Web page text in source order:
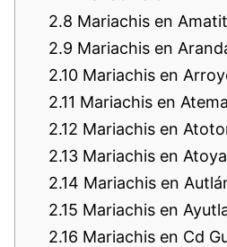
2.8 Mariachis en
2.9 Mariachis en
2.10 Mariachis en
2.11 Mariachis en
2.12 Mariachis en
2.13 Mariachis en
2.14 Mariachis en
2.15 Mariachis en
2.16 Mariachis en Cd